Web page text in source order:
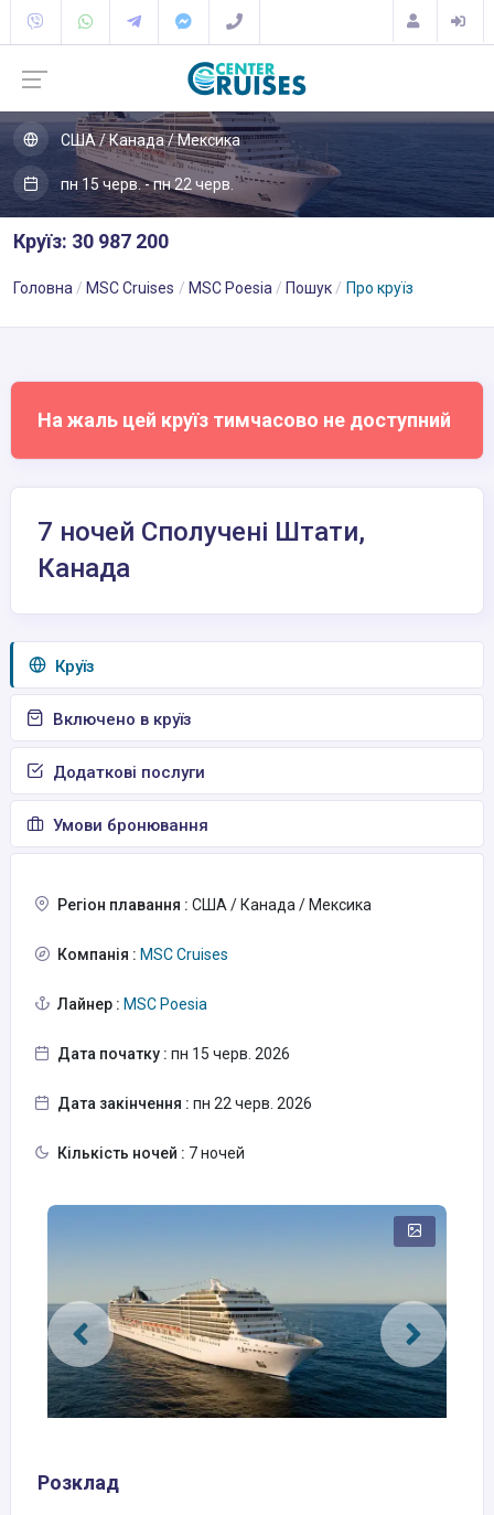
США / Канада / Мексика
пн 15 черв. - пн 22 черв.
Круїз: 30 987 200
Головна MSC Cruises MSC Poesia Пошук Про круїз
На жаль цей круїз тимчасово не доступний
7 ночей Сполучені Штати,
Канада
Круїз
Включено в круїз
Додаткові послуги
Умови бронювання
Регіон плавання : США / Канада / Мексика
Компанія : MSC Cruises
Лайнер : MSC Poesia
Дата початку : пн 15 черв. 2026
Дата закінчення : пн 22 черв. 2026
Кількість ночей : 7 ночей
Розклад